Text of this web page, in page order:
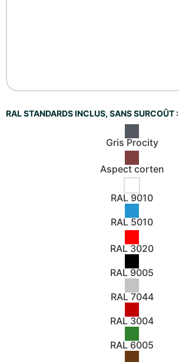
RAL STANDARDS INCLUS, SANS SURCOÛT :
Gris Procity
Aspect corten
RAL 9010
RAL 5010
RAL 3020
RAL 9005
RAL 7044
RAL 3004
RAL 6005